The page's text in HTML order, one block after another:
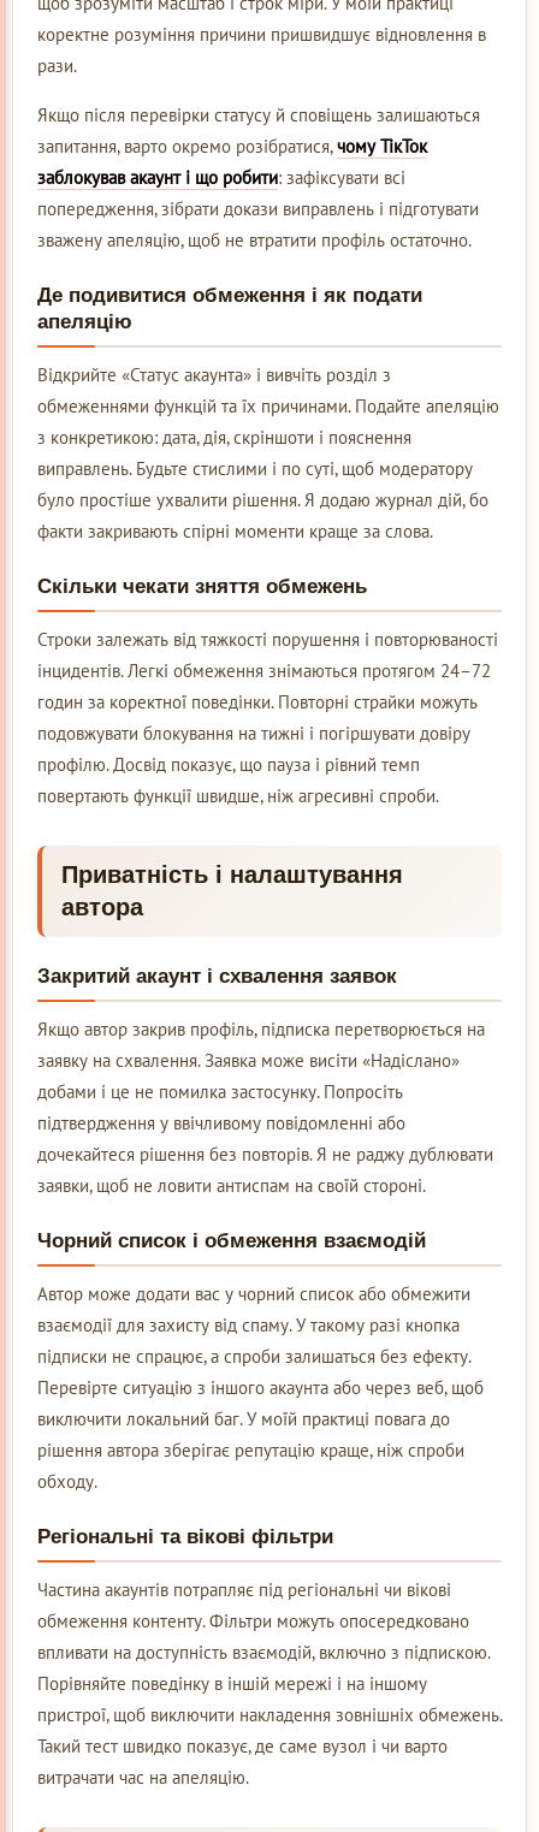
коректне розуміння причини пришвидшує відновлення в
рази.
Якщо після перевірки статусу й сповіщень залишаються
запитання, варто окремо розібратися,чому ТікТок
заблокував акаунт і що робити: зафіксувати всі
попередження, зібрати докази виправлень і підготувати
зважену апеляцію, щоб не втратити профіль остаточно.
Де подивитися обмеження і як подати
апеляцію
Відкрийте «Статус акаунта» і вивчіть розділ з
обмеженнями функцій та їх причинами. Подайте апеляцію
з конкретикою: дата, дія, скріншоти і пояснення
виправлень. Будьте стислими і по суті, щоб модератору
було простіше ухвалити рішення. Я додаю журнал дій, бо
факти закривають спірні моменти краще за слова.
Скільки чекати зняття обмежень
Строки залежать від тяжкості порушення і повторюваності
інцидентів. Легкі обмеження знімаються протягом 24–72
годин за коректної поведінки. Повторні страйки можуть
подовжувати блокування на тижні і погіршувати довіру
профілю. Досвід показує, що пауза і рівний темп
повертають функції швидше, ніж агресивні спроби.
Приватність і налаштування
автора
Закритий акаунт і схвалення заявок
Якщо автор закрив профіль, підписка перетворюється на
заявку на схвалення. Заявка може висіти «Надіслано»
добами і це не помилка застосунку. Попросіть
підтвердження у ввічливому повідомленні або
дочекайтеся рішення без повторів. Я не раджу дублювати
заявки, щоб не ловити антиспам на своїй стороні.
Чорний список і обмеження взаємодій
Автор може додати вас у чорний список або обмежити
взаємодії для захисту від спаму. У такому разі кнопка
підписки не спрацює, а спроби залишаться без ефекту.
Перевірте ситуацію з іншого акаунта або через веб, щоб
виключити локальний баг. У моїй практиці повага до
рішення автора зберігає репутацію краще, ніж спроби
обходу.
Регіональні та вікові фільтри
Частина акаунтів потрапляє під регіональні чи вікові
обмеження контенту. Фільтри можуть опосередковано
впливати на доступність взаємодій, включно з підпискою.
Порівняйте поведінку в іншій мережі і на іншому
пристрої, щоб виключити накладення зовнішніх обмежень.
Такий тест швидко показує, де саме вузол і чи варто
витрачати час на апеляцію.